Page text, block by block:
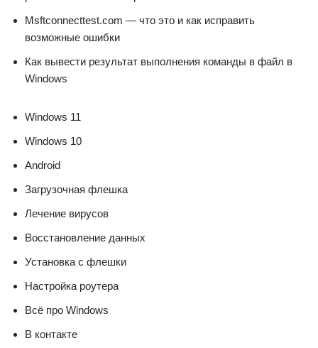
Msftconnecttest.com — что это и как исправить
возможные ошибки
Как вывести результат выполнения команды в файл в
Windows
Windows 11
Windows 10
Android
Загрузочная флешка
Лечение вирусов
Восстановление данных
Установка с флешки
Настройка роутера
Всё про Windows
В контакте